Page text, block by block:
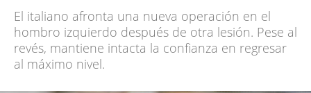
El italiano afronta una nueva operación en el
hombro izquierdo después de otra lesión. Pese al
revés, mantiene intacta la confianza en regresar
al máximo nivel.